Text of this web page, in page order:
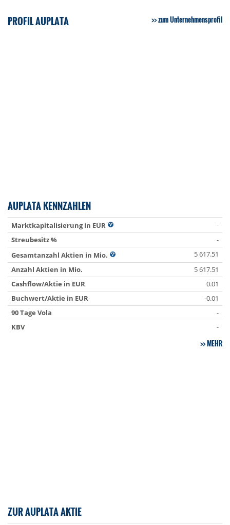
PROFIL AUPLATA zum Unternehmensprofil
AUPLATA KENNZAHLEN
Marktkapitalisierung in EUR
-
Streubesitz %
-
Gesamtanzahl Aktien in Mio.
5 617.51
Anzahl Aktien in Mio.
5 617.51
Cashflow/Aktie in EUR
0.01
Buchwert/Aktie in EUR
-0.01
90 Tage Vola
-
KBV
-
MEHR
ZUR AUPLATA AKTIE